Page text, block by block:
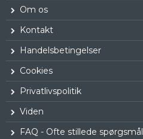
Om os
Kontakt
Handelsbetingelser
Cookies
Privatlivspolitik
Viden
FAQ - Ofte stillede spørgsmål